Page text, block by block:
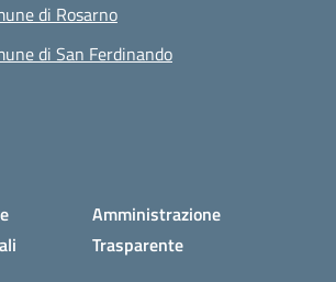
di Rosarno
di San Ferdinando
prints
Amministrazione
Trasparente